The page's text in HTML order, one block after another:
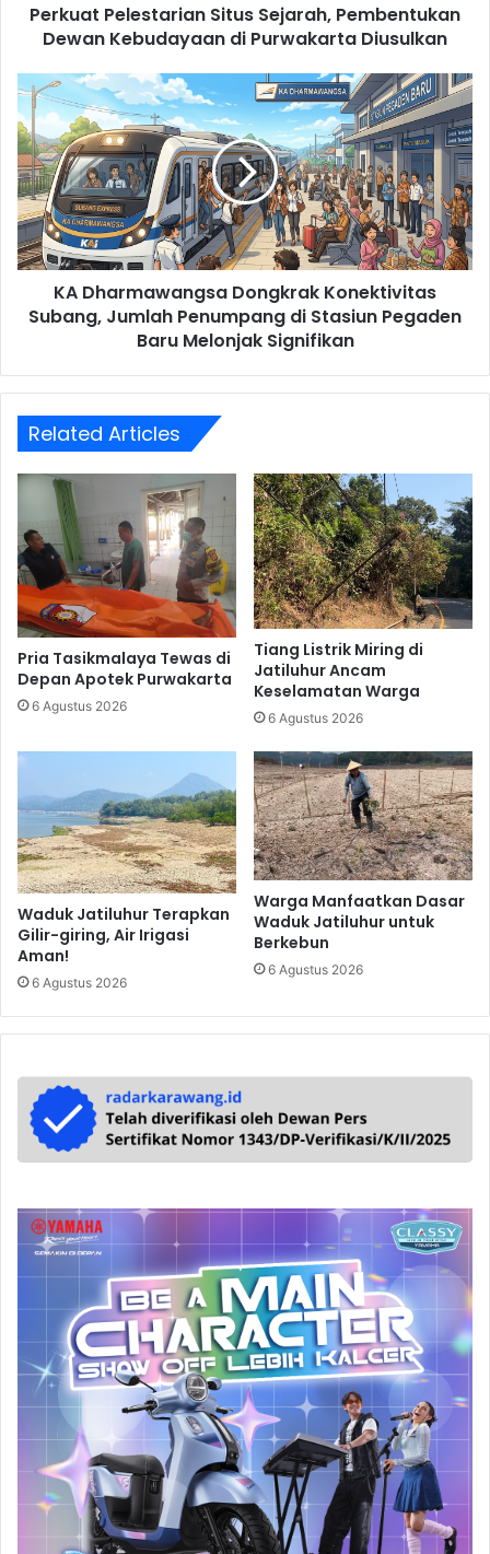
Diusulkan
Perkuat Pelestarian Situs Sejarah, Pembentukan
Dewan Kebudayaan di Purwakarta Diusulkan
KA
Dharmawangsa
Dongkrak
Konektivitas
Subang,
Jumlah
Penumpang
di
Stasiun
Pegaden
Baru
KA Dharmawangsa Dongkrak Konektivitas
Subang, Jumlah Penumpang di Stasiun Pegaden
Baru Melonjak Signifikan
Related Articles
Pria Tasikmalaya Tewas di
Depan Apotek Purwakarta
6 Agustus 2026
Tiang Listrik Miring di
Jatiluhur Ancam
Keselamatan Warga
6 Agustus 2026
Waduk Jatiluhur Terapkan
Gilir-giring, Air Irigasi
Aman!
6 Agustus 2026
Warga Manfaatkan Dasar
Waduk Jatiluhur untuk
Berkebun
6 Agustus 2026